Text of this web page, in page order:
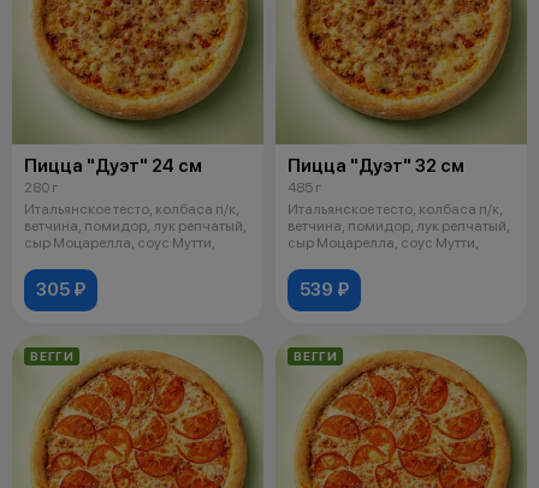
Пицца "Дуэт" 24 см
280 г
Итальянское тесто, колбаса п/к,
ветчина, помидор, лук репчатый,
сыр Моцарелла, соус Мутти,
305 ₽
Пицца "Дуэт" 32 см
485 г
Итальянское тесто, колбаса п/к,
ветчина, помидор, лук репчатый,
сыр Моцарелла, соус Мутти,
539 ₽
ВЕГГИ ВЕГГИ